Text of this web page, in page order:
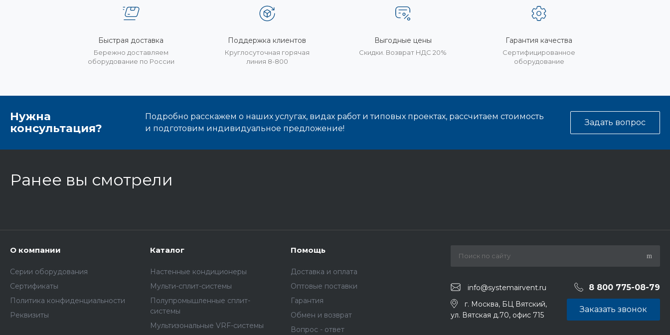
Быстрая доставка
Бережно доставляем
оборудование по России
Поддержка клиентов
Круглосуточная горячая
линия 8-800
Выгодные цены
Скидки. Возврат НДС 20%
Гарантия качества
Сертифицированное
оборудование
Нужна
консультация?
Подробно расскажем о наших услугах, видах работ и типовых проектах, рассчитаем стоимость
и подготовим индивидуальное предложение!
Задать вопрос
Ранее вы смотрели
О компании
Серии оборудования
Сертификаты
Политика конфиденциальности
Реквизиты
Каталог
Настенные кондиционеры
Мульти-сплит-системы
Полупромышленные сплит-
системы
Мультизональные VRF-системы
Помощь
Доставка и оплата
Оптовые поставки
Гарантия
Обмен и возврат
Вопрос - ответ
info@systemairvent.ru 8 800 775-08-79
г. Москва, БЦ Вятский,
ул. Вятская д.70, офис 715
Заказать звонок